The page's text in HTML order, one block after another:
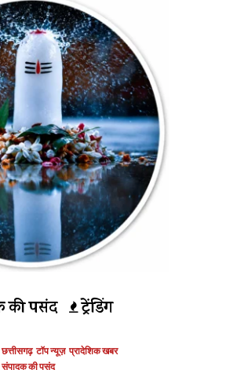
की पसंद ट्रेंडिंग
छत्तीसगढ़ टॉप न्यूज़ प्रादेशिक खबर
संपादक की पसंद